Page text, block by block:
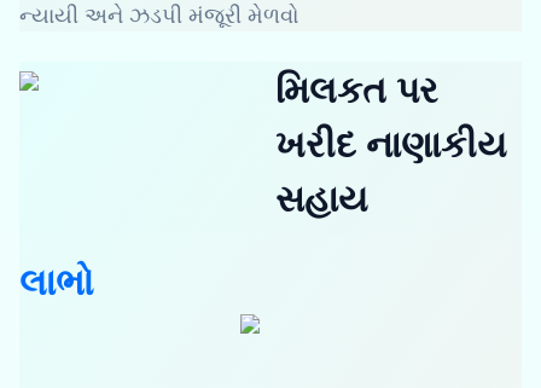
ન્યાયી અને ઝડપી મંજૂરી મેળવો
મિલકત પર
ખરીદ નાણાકીય
સહાય
લાભો